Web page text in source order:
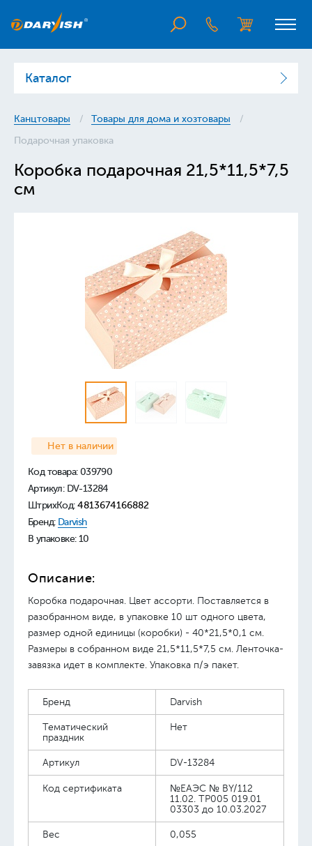
Каталог
Канцтовары Товары для дома и хозтовары
Подарочная упаковка
Коробка подарочная 21,5*11,5*7,5
см
Нет в наличии
Код товара: 039790
Артикул: DV-13284
ШтрихКод: 4813674166882
Бренд: Darvish
В упаковке: 10
Описание:
Коробка подарочная. Цвет ассорти. Поставляется в
разобранном виде, в упаковке 10 шт одного цвета,
размер одной единицы (коробки) - 40*21,5*0,1 см.
Размеры в собранном виде 21,5*11,5*7,5 см. Ленточка-
завязка идет в комплекте. Упаковка п/э пакет.
Бренд Darvish
Тематический
праздник
Нет
Артикул DV-13284
Код сертификата
№ЕАЭС № BY/112
11.02. TP005 019.01
03303 до 10.03.2027
Вес 0,055